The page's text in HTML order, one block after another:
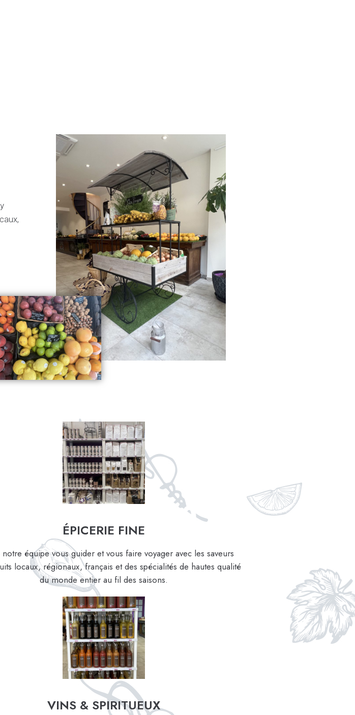
ÉPICERIE FINE
notre équipe vous guider et vous faire voyager avec les saveurs
locaux, régionaux, français et des spécialités de hautes qualité
du monde entier au fil des saisons.
VINS & SPIRITUEUX